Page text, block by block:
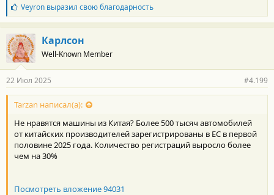
Б
л
а
г
о
д
а
н
о
с
и
:
Veyronвыразил свою благодарность
Карлсон
Well-Known Member
22 Июл 2025 #4.199
Tarzan написал(а):
Не нравятся машины из Китая? Более 500 тысяч автомобилей
от китайских производителей зарегистрированы в ЕС в первой
половине 2025 года. Количество регистраций выросло более
чем на 30%
Посмотреть вложение 94031